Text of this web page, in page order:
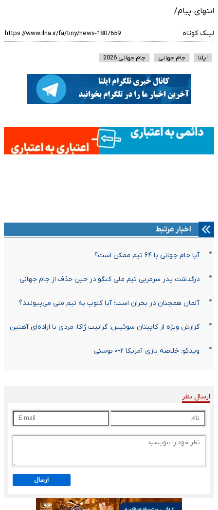
انتهای پیام/
لینک کوتاه
ایلنا جام جهانی جام جهانی 2026
اخبار مرتبط
آیا جام جهانی با ۶۴ تیم ممکن است؟
درگذشت پدر سرمربی تیم ملی کنگو در حین حذف از جام جهانی
آلمان همچنان در بحران است؛ آیا کلوپ به تیم ملی می‌پیوندد؟
گزارش ویژه از کاپیتان سوئیس: گرانیت ژاکا، مردی با اراده‌ای آهنین
ویدئو: خلاصه بازی آمریکا ۲-۰ بوسنی
ارسال نظر
ارسال